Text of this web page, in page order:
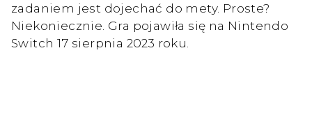
zadaniem jest dojechać do mety. Proste?
Niekoniecznie. Gra pojawiła się na Nintendo
Switch 17 sierpnia 2023 roku.